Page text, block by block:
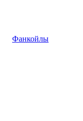
Фанкойлы